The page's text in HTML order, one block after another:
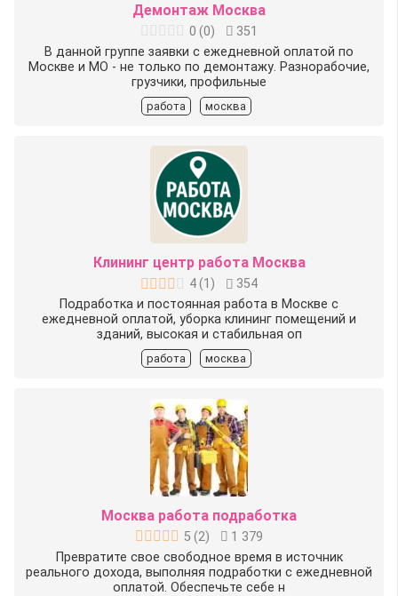
Демонтаж Москва
0 (0)
351
В данной группе заявки с ежедневной оплатой по
Москве и МО - не только по демонтажу. Разнорабочие,
грузчики, профильные
работа москва
Клининг центр работа Москва
4(1 )
354
Подработка и постоянная работа в Москве с
ежедневной оплатой, уборка клининг помещений и
зданий, высокая и стабильная оп
работа москва
Москва работа подработка
5 (2)
1 379
Превратите свое свободное время в источник
реального дохода, выполняя подработки с ежедневной
оплатой. Обеспечьте себе н